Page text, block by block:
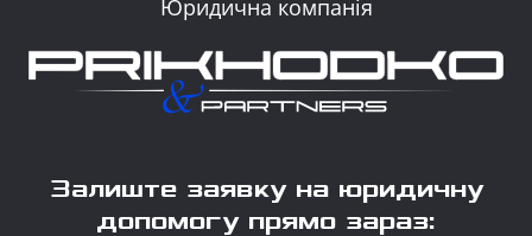
Юридична компанія
Залиште заявку на юридичну
допомогу прямо зараз: